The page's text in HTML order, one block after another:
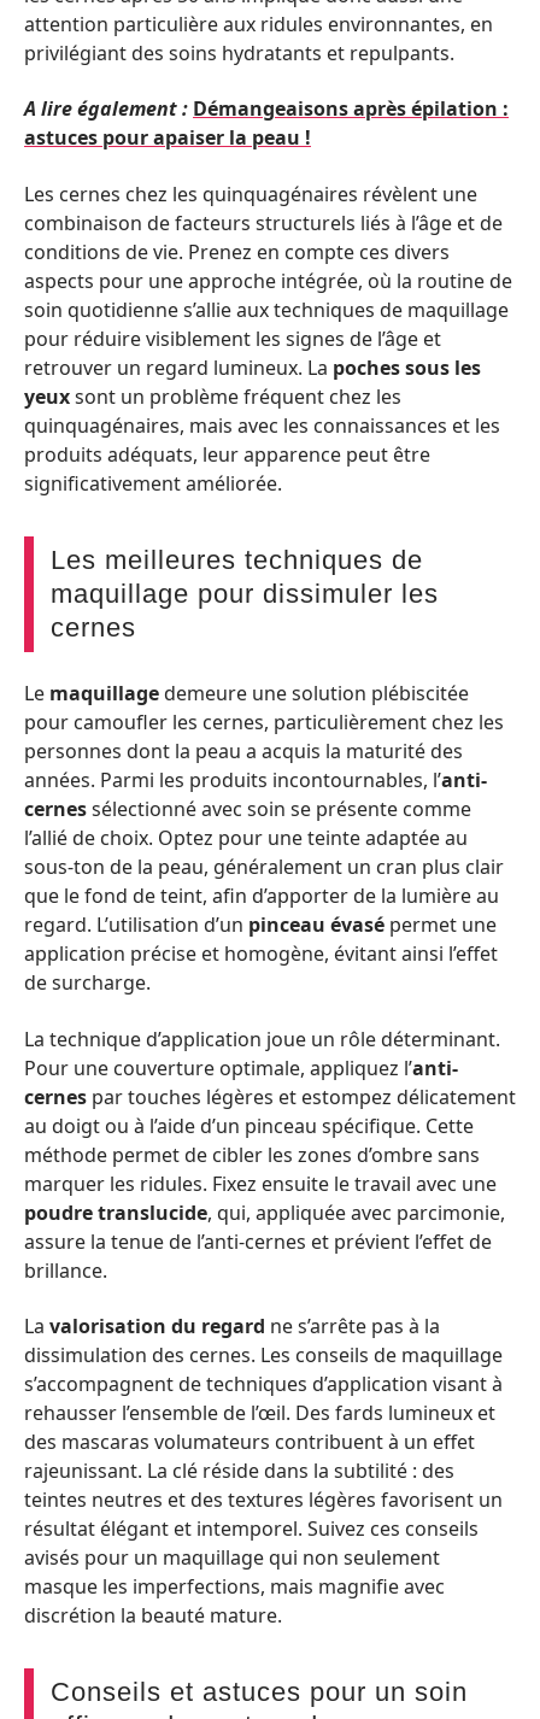
attention particulière aux ridules environnantes, en
privilégiant des soins hydratants et repulpants.
A lire également : Démangeaisons après épilation :
astuces pour apaiser la peau !
Les cernes chez les quinquagénaires révèlent une
combinaison de facteurs structurels liés à l’âge et de
conditions de vie. Prenez en compte ces divers
aspects pour une approche intégrée, où la routine de
soin quotidienne s’allie aux techniques de maquillage
pour réduire visiblement les signes de l’âge et
retrouver un regard lumineux. La poches sous les
yeuxsont un problème fréquent chez les
quinquagénaires, mais avec les connaissances et les
produits adéquats, leur apparence peut être
significativement améliorée.
Les meilleures techniques de
maquillage pour dissimuler les
cernes
Le maquillagedemeure une solution plébiscitée
pour camoufler les cernes, particulièrement chez les
personnes dont la peau a acquis la maturité des
années. Parmi les produits incontournables, l’anti-
cernessélectionné avec soin se présente comme
l’allié de choix. Optez pour une teinte adaptée au
sous-ton de la peau, généralement un cran plus clair
que le fond de teint, afin d’apporter de la lumière au
regard. L’utilisation d’un pinceau évasé permet une
application précise et homogène, évitant ainsi l’effet
de surcharge.
La technique d’application joue un rôle déterminant.
Pour une couverture optimale, appliquez l’anti-
cernes par touches légères et estompez délicatement
au doigt ou à l’aide d’un pinceau spécifique. Cette
méthode permet de cibler les zones d’ombre sans
marquer les ridules. Fixez ensuite le travail avec une
poudre translucide, qui, appliquée avec parcimonie,
assure la tenue de l’anti-cernes et prévient l’effet de
brillance.
La valorisation du regard ne s’arrête pas à la
dissimulation des cernes. Les conseils de maquillage
s’accompagnent de techniques d’application visant à
rehausser l’ensemble de l’œil. Des fards lumineux et
des mascaras volumateurs contribuent à un effet
rajeunissant. La clé réside dans la subtilité : des
teintes neutres et des textures légères favorisent un
résultat élégant et intemporel. Suivez ces conseils
avisés pour un maquillage qui non seulement
masque les imperfections, mais magnifie avec
discrétion la beauté mature.
Conseils et astuces pour un soin